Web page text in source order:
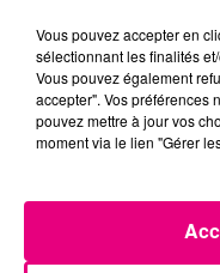
Vous pouvez accepter en
sélectionnant les finalités
Vous pouvez également
accepter". Vos préférences
pouvez mettre à jour vos
moment via le lien "Gérer